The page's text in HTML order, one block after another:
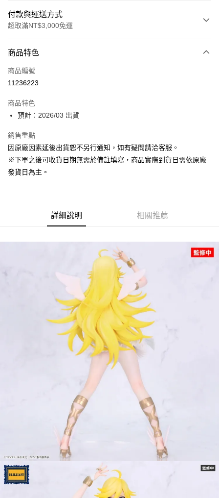
付款與運送方式
超取滿NT$3,000免運
信用卡一次付款
超商取貨付款
大哥付你分期
【大哥付你分期使用說明】
1.本服務由台灣大哥大提供，台灣大哥大用戶可立即使用無須另外申請。
流程，驗證手機門號後，選擇欲分期的期數、繳款截止日，確認付款後即完
成交易。
【繳款方式說明】
1.分期款項不併入電信帳單，「大哥付你分期」於每月結算日後寄送繳費提
2.透過簡訊連結打開帳單後，可選擇「超商條碼／台灣大直營門市／銀行轉
帳／街口支付／iPASS MONEY」等通路繳費。
1.本服務係由「台灣大哥大股份有限公司」（以下簡稱本公司）所提供，讓
用戶於交易時，得透過本服務購買商品或服務，並由商店將買賣／分期付款
買賣價金債權讓與本公司後，依約使用本公司帳單繳交帳款。
2.基於同意付款使用「大哥付你分期」之契約關係目的，商店將以您的個人
資料（包含姓名、電話或地址）提供予台灣大哥大進項蒐集、處理及利用，
由本公司與您本人進行分期帳單所需資料之確認、核對及更正。
3.完整用戶服務條款，請詳閱以下連結：https://oppay.tw/userRule
ATM付款
運送方式
預購-付款後全家取貨(舊)
每筆NT$90，滿NT$3,000(含以上)免運費
每筆NT$90，滿NT$3,000(含以上)免運費
每筆NT$90，滿NT$3,000(含以上)免運費
每筆NT$120，滿NT$3,000(含以上)免運費
預購-宅配(離島)(舊)
每筆NT$160，滿NT$3,000(含以上)免運費
東海門市自取，需自備購物袋取貨唷。
商品特色
商品編號
11236223
商品特色
預計：2026/03 出貨
銷售重點
因原廠因素延後出貨恕不另行通知，如有疑問請洽客服。
※下單之後可收貨日期無需於備註填寫，商品實際到貨日需依原廠
發貨日為主。
詳細說明 相關推薦